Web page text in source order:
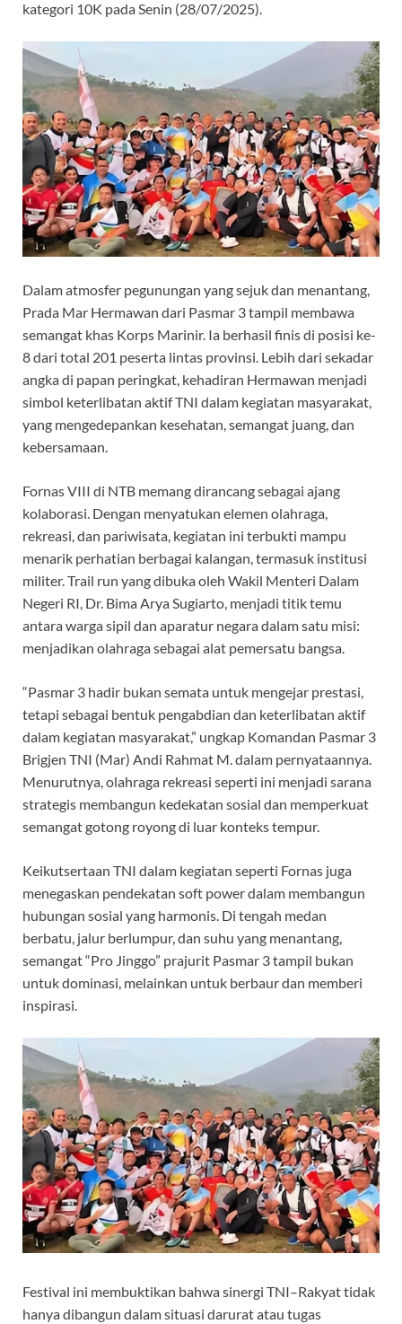
kategori 10K pada Senin (28/07/2025).
Dalam atmosfer pegunungan yang sejuk dan menantang,
Prada Mar Hermawan dari Pasmar 3 tampil membawa
semangat khas Korps Marinir. Ia berhasil finis di posisi ke-
8 dari total 201 peserta lintas provinsi. Lebih dari sekadar
angka di papan peringkat, kehadiran Hermawan menjadi
simbol keterlibatan aktif TNI dalam kegiatan masyarakat,
yang mengedepankan kesehatan, semangat juang, dan
kebersamaan.
Fornas VIII di NTB memang dirancang sebagai ajang
kolaborasi. Dengan menyatukan elemen olahraga,
rekreasi, dan pariwisata, kegiatan ini terbukti mampu
menarik perhatian berbagai kalangan, termasuk institusi
militer. Trail run yang dibuka oleh Wakil Menteri Dalam
Negeri RI, Dr. Bima Arya Sugiarto, menjadi titik temu
antara warga sipil dan aparatur negara dalam satu misi:
menjadikan olahraga sebagai alat pemersatu bangsa.
“Pasmar 3 hadir bukan semata untuk mengejar prestasi,
tetapi sebagai bentuk pengabdian dan keterlibatan aktif
dalam kegiatan masyarakat,” ungkap Komandan Pasmar 3
Brigjen TNI (Mar) Andi Rahmat M. dalam pernyataannya.
Menurutnya, olahraga rekreasi seperti ini menjadi sarana
strategis membangun kedekatan sosial dan memperkuat
semangat gotong royong di luar konteks tempur.
Keikutsertaan TNI dalam kegiatan seperti Fornas juga
menegaskan pendekatan soft power dalam membangun
hubungan sosial yang harmonis. Di tengah medan
berbatu, jalur berlumpur, dan suhu yang menantang,
semangat “Pro Jinggo” prajurit Pasmar 3 tampil bukan
untuk dominasi, melainkan untuk berbaur dan memberi
inspirasi.
Festival ini membuktikan bahwa sinergi TNI–Rakyat tidak
hanya dibangun dalam situasi darurat atau tugas